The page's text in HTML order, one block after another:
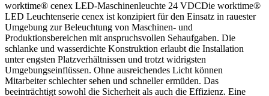
worktime® cenex LED-Maschinenleuchte 24 VDCDie worktime®
LED Leuchtenserie cenex ist konzipiert für den Einsatz in rauester
Umgebung zur Beleuchtung von Maschinen- und
Produktionsbereichen mit anspruchsvollen Sehaufgaben. Die
schlanke und wasserdichte Konstruktion erlaubt die Installation
unter engsten Platzverhältnissen und trotzt widrigsten
Umgebungseinflüssen. Ohne ausreichendes Licht können
Mitarbeiter schlechter sehen und schneller ermüden. Das
beeinträchtigt sowohl die Sicherheit als auch die Effizienz. Eine